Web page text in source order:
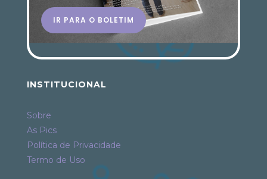
IR PARA O BOLETIM
INSTITUCIONAL
Sobre
As Pics
Política de Privacidade
Termo de Uso